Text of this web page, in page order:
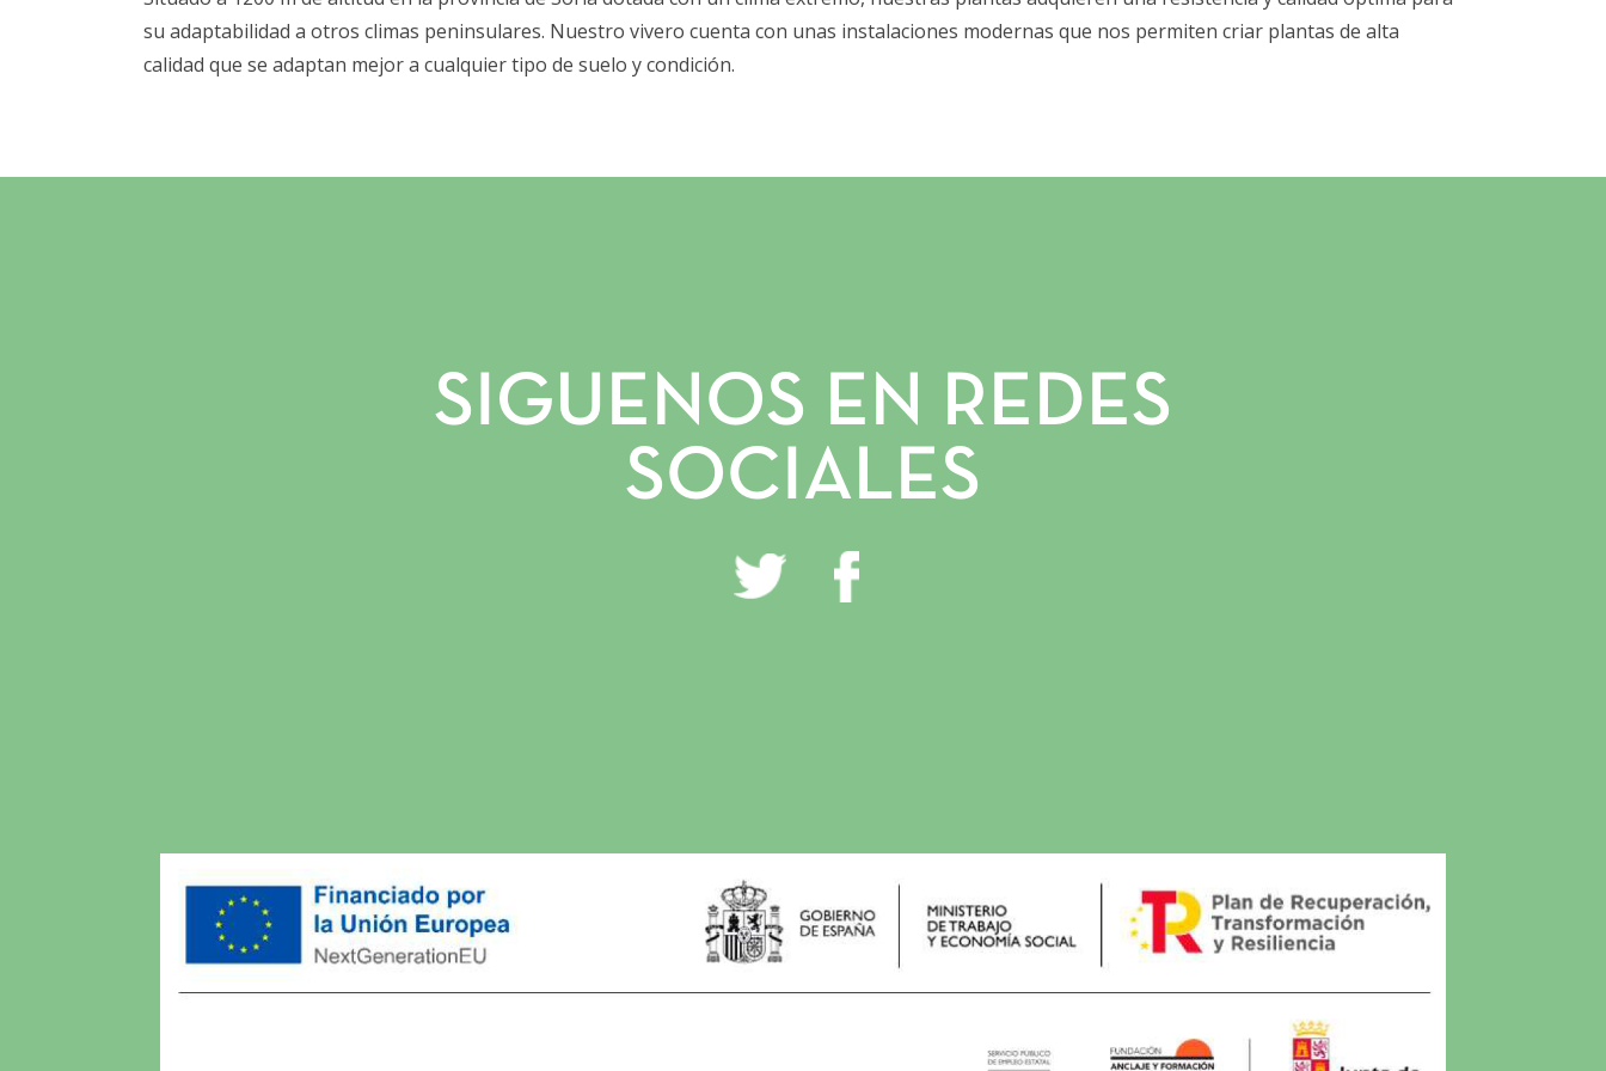
TRUFITURISMO
CONTACTO
su adaptabilidad a otros climas peninsulares. Nuestro vivero cuenta con unas instalaciones modernas que nos permiten criar plantas de alta
calidad que se adaptan mejor a cualquier tipo de suelo y condición.
SIGUENOS EN REDES
SOCIALES